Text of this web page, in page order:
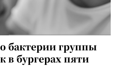
бактерии группы
в бургерах пяти